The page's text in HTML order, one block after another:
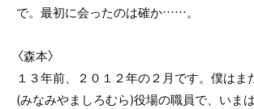
で。最初に会ったのは確か……。
〈森本〉
１３年前、２０１２年の２月です。僕はま
(みなみやましろむら)役場の職員で、いま